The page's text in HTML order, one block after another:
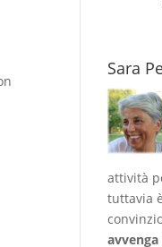
Sara
attività
tuttavia
avvenga